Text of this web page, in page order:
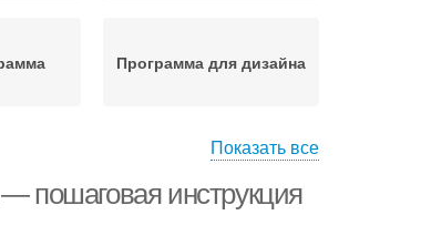
Программа для дизайна
Показать все
пошаговая инструкция